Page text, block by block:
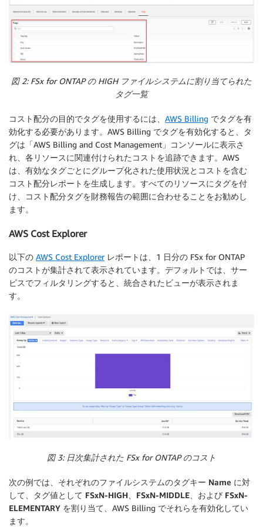
図 2: FSx for ONTAP の HIGH ファイルシステムに割り当てられた
タグ一覧
コスト配分の目的でタグを使用するには、 AWS Billing でタグを有
効化する必要があります。AWS Billing でタグを有効化すると、タ
グは「AWS Billing and Cost Management」コンソールに表示さ
れ、各リソースに関連付けられたコストを追跡できます。AWS
は、有効なタグごとにグループ化された使用状況とコストを含む
コスト配分レポートを生成します。すべてのリソースにタグを付
け、コスト配分タグを財務報告の範囲に合わせることをお勧めし
ます。
AWS Cost Explorer
以下の AWS Cost Explorerレポートは、1 日分の FSx for ONTAP
のコストが集計されて表示されています。デフォルトでは、サー
ビスでフィルタリングすると、統合されたビューが表示されま
す。
図 3: 日次集計された FSx for ONTAP のコスト
次の例では、それぞれのファイルシステムのタグキー Name に対
して、タグ値として FSxN-HIGH FSxN-MIDDLE 、および FSxN-
ELEMENTARY を割り当て、AWS Billing でそれらを有効化してい
ます。